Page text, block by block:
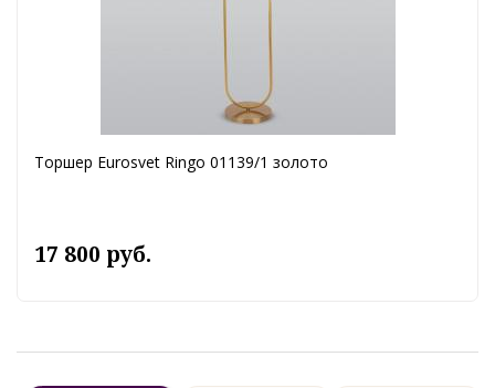
Торшер Eurosvet Ringo 01139/1 золото
17 800 руб.